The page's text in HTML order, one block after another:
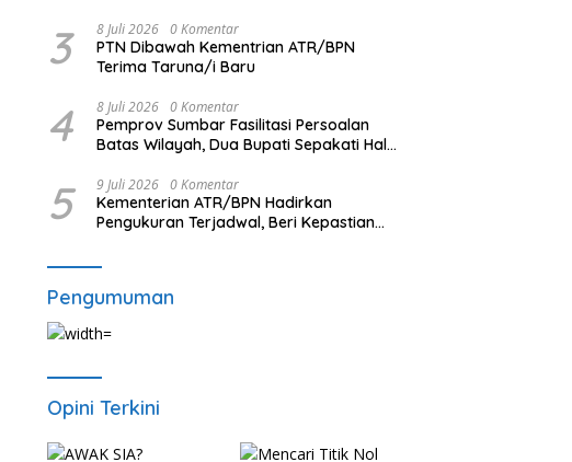
3 8 Juli 2026 0 Komentar
PTN Dibawah Kementrian ATR/BPN
Terima Taruna/i Baru
4 8 Juli 2026 0 Komentar
Pemprov Sumbar Fasilitasi Persoalan
Batas Wilayah, Dua Bupati Sepakati Hal
5 9 Juli 2026 0 Komentar
Kementerian ATR/BPN Hadirkan
Pengukuran Terjadwal, Beri Kepastian
Pengumuman
Opini Terkini